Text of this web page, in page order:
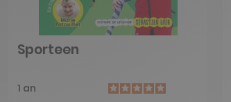
Sporteen
1 an